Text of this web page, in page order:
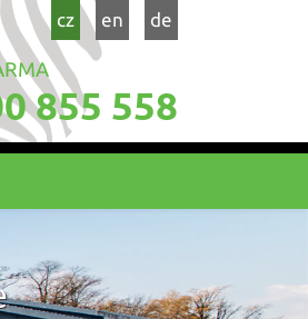
cz en de
855 558